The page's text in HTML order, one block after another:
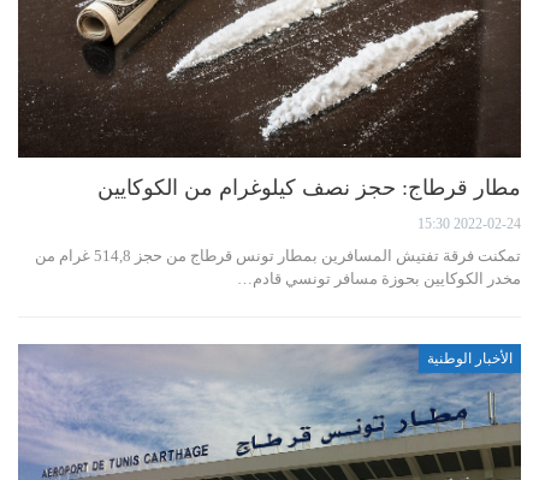
مطار قرطاج: حجز نصف كيلوغرام من الكوكايين
2022-02-24 15:30
تمكنت فرقة تفتيش المسافرين بمطار تونس قرطاج من حجز 514,8 غرام من
مخدر الكوكايين بحوزة مسافر تونسي قادم…
الأخبار الوطنية